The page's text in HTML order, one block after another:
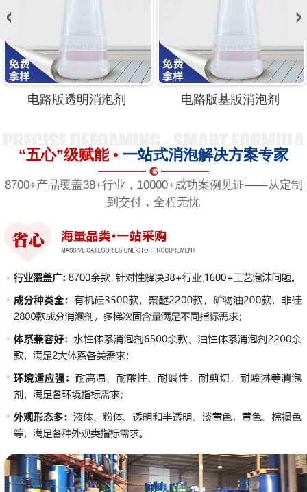
路版水处理消泡剂 电路版有机硅消泡剂
“五心”级赋能 • 一站式消泡解决方案专家
8700+产品覆盖38+行业，10000+成功案例见证——从定制
到交付，全程无忧